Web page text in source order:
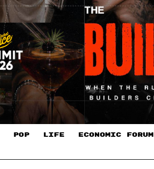
POP LIFE ECONOMIC FORUM